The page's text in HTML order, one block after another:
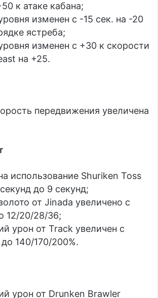
к атаке кабана;
изменен с -15 сек. на -20
ястреба;
изменен с +30 к скорости
на +25.
передвижения увеличена
использование Shuriken Toss
до 9 секунд;
от Jinada увеличено с
12/20/28/36;
урон от Track увеличен с
140/170/200%.
урон от Drunken Brawler